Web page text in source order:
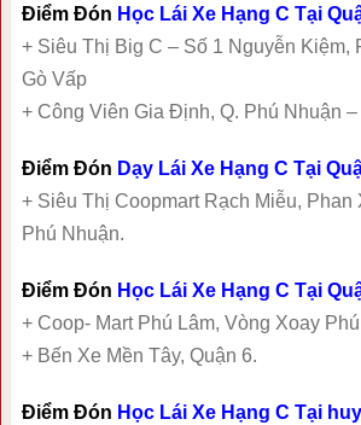
Điểm Đón Học Lái Xe Hạng C Tại
+ Siêu Thị Big C – Số 1 Nguyễn Kiệm,
Gò Vấp
+ Công Viên Gia Định, Q. Phú Nhuận
Điểm Đón Dạy Lái Xe Hạng C Tại
+ Siêu Thị Coopmart Rạch Miễu, Phan
Phú Nhuận.
Điểm Đón Học Lái Xe Hạng C Tại
+ Coop- Mart Phú Lâm, Vòng Xoay
+ Bến Xe Mền Tây, Quận 6.
Điểm Đón Học Lái Xe Hạng C Tại